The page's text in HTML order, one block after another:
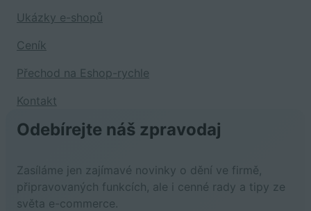
Ukázky e-shopů
Ceník
Přechod na Eshop-rychle
Kontakt
Odebírejte náš zpravodaj
Zasíláme jen zajímavé novinky o dění ve firmě,
připravovaných funkcích, ale i cenné rady a tipy ze
světa e-commerce.